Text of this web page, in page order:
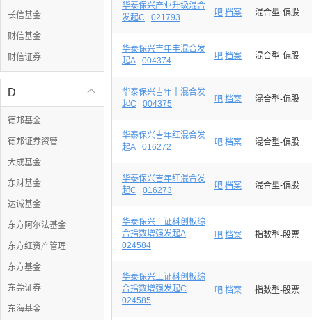
长信基金
财信基金
财信证券

D
德邦基金
德邦证券资管
大成基金
东财基金
达诚基金
东方阿尔法基金
东方红资产管理
东方基金
东莞证券
东海基金
华泰保兴产业升级混合
发起C
021793 吧 档案 混合型-偏股
华泰保兴吉年丰混合发
起A
004374 吧 档案 混合型-偏股
华泰保兴吉年丰混合发
起C
004375 吧 档案 混合型-偏股
华泰保兴吉年红混合发
起A
016272 吧 档案 混合型-偏股
华泰保兴吉年红混合发
起C
016273 吧 档案 混合型-偏股
华泰保兴上证科创板综
合指数增强发起A
024584
吧 档案 指数型-股票
华泰保兴上证科创板综
合指数增强发起C
024585
吧 档案 指数型-股票